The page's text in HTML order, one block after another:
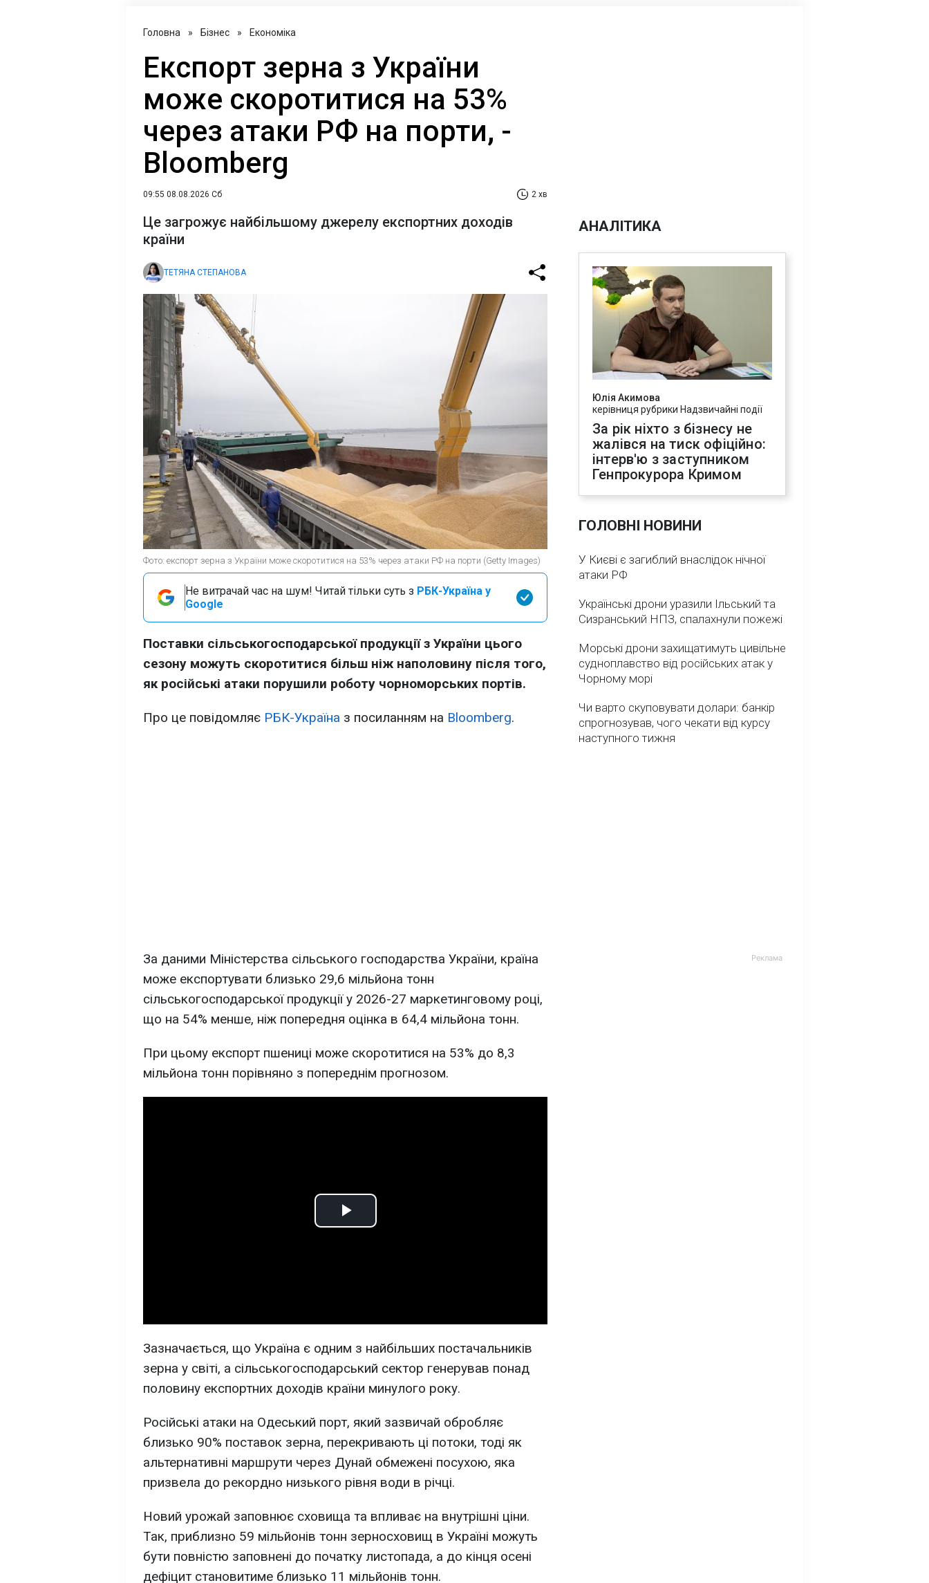
Головна » Бізнес » Економіка
Експорт зерна з України
може скоротитися на 53%
через атаки РФ на порти, -
Bloomberg
09:55 08.08.2026 Сб 2 хв
Це загрожує найбільшому джерелу експортних доходів
країни
ТЕТЯНА СТЕПАНОВА
Фото: експорт зерна з України може скоротитися на 53% через атаки РФ на порти (Getty Images)
Не витрачай час на шум! Читай тільки суть з РБК-Україна у
Google
Поставки сільськогосподарської продукції з України цього
сезону можуть скоротитися більш ніж наполовину після того,
як російські атаки порушили роботу чорноморських портів.
Про це повідомляє РБК-Україна з посиланням на Bloomberg.
За даними Міністерства сільського господарства України, країна
може експортувати близько 29,6 мільйона тонн
сільськогосподарської продукції у 2026-27 маркетинговому році,
що на 54% менше, ніж попередня оцінка в 64,4 мільйона тонн.
При цьому експорт пшениці може скоротитися на 53% до 8,3
мільйона тонн порівняно з попереднім прогнозом.
Play
Зазначається, що Україна є одним з найбільших постачальників
зерна у світі, а сільськогосподарський сектор генерував понад
половину експортних доходів країни минулого року.
Російські атаки на Одеський порт, який зазвичай обробляє
близько 90% поставок зерна, перекривають ці потоки, тоді як
альтернативні маршрути через Дунай обмежені посухою, яка
призвела до рекордно низького рівня води в річці.
Новий урожай заповнює сховища та впливає на внутрішні ціни.
Так, приблизно 59 мільйонів тонн зерносховищ в Україні можуть
бути повністю заповнені до початку листопада, а до кінця осені
дефіцит становитиме близько 11 мільйонів тонн.
АНАЛІТИКА
Юлія Акимова
керівниця рубрики Надзвичайні події
За рік ніхто з бізнесу не
жалівся на тиск офіційно:
інтерв'ю з заступником
Генпрокурора Кримом
ГОЛОВНІ НОВИНИ
У Києві є загиблий внаслідок нічної
атаки РФ
Українські дрони уразили Ільський та
Сизранський НПЗ, спалахнули пожежі
Морські дрони захищатимуть цивільне
судноплавство від російських атак у
Чорному морі
Чи варто скуповувати долари: банкір
спрогнозував, чого чекати від курсу
наступного тижня